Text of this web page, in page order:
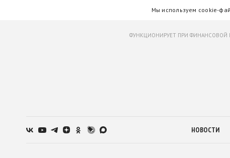
Мы используем cookie-
ФУНКЦИОНИРУЕТ ПРИ
НОВОСТИ